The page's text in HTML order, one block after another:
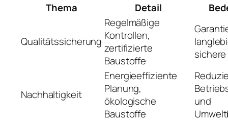
Thema Detail
Qualitätssicherung
Regelmäßige
Kontrollen,
zertifizierte
Baustoffe
Nachhaltigkeit
Energieeffiziente
Planung,
ökologische
Baustoffe
und